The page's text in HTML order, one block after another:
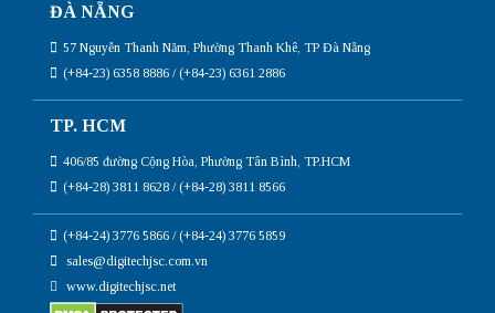
ĐÀ NẴNG
57 Nguyễn Thanh Năm, Phường Thanh Khê, TP Đà Nẵng
(+84-23) 6358 8886 / (+84-23) 6361 2886
TP. HCM
406/85 đường Cộng Hòa, Phường Tân Bình, TP.HCM
(+84-28) 3811 8628 / (+84-28) 3811 8566
(+84-24) 3776 5866 / (+84-24) 3776 5859
sales@digitechjsc.com.vn
www.digitechjsc.net